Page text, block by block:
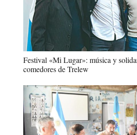
Festival «Mi Lugar»: música y
comedores de Trelew